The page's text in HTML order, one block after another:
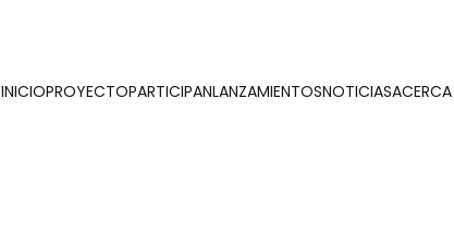
INICIOPROYECTOPARTICIPANLANZAMIENTOSNOTICIAS